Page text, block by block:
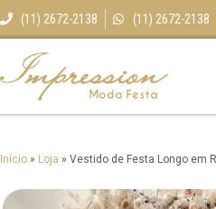
(11) 2672-2138 (11) 2672-2138
Início » Loja » Vestido de Festa Longo em